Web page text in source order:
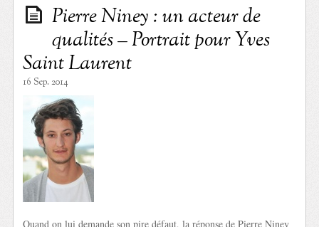
Pierre Niney : un acteur de
qualités – Portrait pour Yves
Saint Laurent
16 Sep. 2014
Quand on lui demande son pire défaut, la réponse de Pierre Niney